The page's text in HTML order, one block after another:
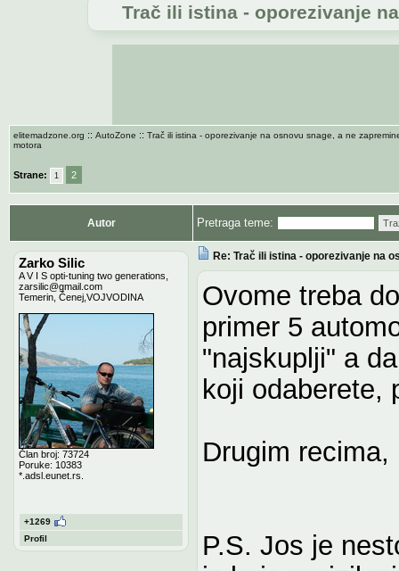
Trač ili istina - oporezivanje
elitemadzone.org :: AutoZone :: Trač ili istina - oporezivanje na osnovu snage, a ne
motora
Strane: 1 2
Autor Pretraga teme:
Zarko Silic
A V I S opti-tuning two generations,
zarsilic@gmail.com
Temerin, Čenej,VOJVODINA
Član broj: 73724
Poruke: 10383
*.adsl.eunet.rs.
+1269
Profil
Re: Trač ili istina - oporezivanje na
Ovome treba
primer 5
"najskuplji" a
koji odaberete,
Drugim
P.S. Jos je